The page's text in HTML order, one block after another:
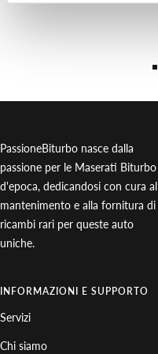
PassioneBiturbo nasce dalla
passione per le Maserati Biturbo
d'epoca, dedicandosi con cura al
mantenimento e alla fornitura di
ricambi rari per queste auto
uniche.
INFORMAZIONI E SUPPORTO
Servizi
Chi siamo